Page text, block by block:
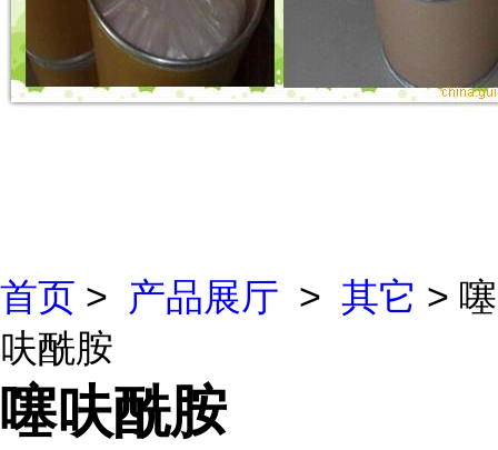
首页 > 产品展厅 > 其它 > 噻
呋酰胺
噻呋酰胺